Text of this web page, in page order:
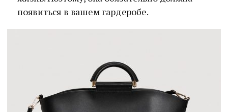
появиться в вашем гардеробе.